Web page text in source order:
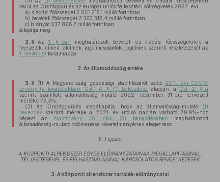
belül az Országgyűlés az európai uniós fejlesztési költségvetés 2022. évi
a) kiadási főösszegét 3 001 215,1 millió forintban,
b) bevételi főösszegét 2 363 318,4 millió forintban,
c) hiányát 637 896,7 millió forintban
állapítja meg.
2. § Az1. §-ban meghatározott bevételi és kiadási főösszegeknek a
fejezetek, címek, alcímek, jogcímcsoportok, jogcímek szerinti részletezését az
1. melléklettartalmazza.
2. Az államadósság értéke
3. § (1) A Magyarország gazdasági stabilitásáról szóló 2011. évi CXCIV.
törvény (a továbbiakban: Gst.) 4. § (1) bekezdése alapján, a Gst. 2. §-a
szerint számított államadósság-mutató 2022. december 31-ére tervezett
mértéke 79,3%.
(2) Az Országgyűlés megállapítja, hogy az államadósság-mutató (1)
bekezdésszerinti mértéke a 2021. év utolsó napján várható 79,9%-hoz
képest az
Alaptörvény 36. cikk (5) bekezdésében meghatározott
államadósság-mutató csökkenése követelményének eleget tesz.
II. Fejezet
A KÖZPONTI ALRENDSZER EGYES ELŐIRÁNYZATAINAK MEGÁLLAPÍTÁSÁVAL,
TELJESÍTÉSÉVEL ÉS FELHASZNÁLÁSÁVAL KAPCSOLATOS RENDELKEZÉSEK
3. A központi alrendszer tartalék-előirányzatai